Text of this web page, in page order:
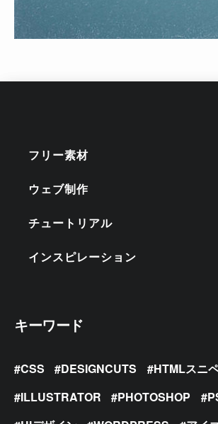
フリー素材
ウェブ制作
チュートリアル
インスピレーション
キーワード
CSS DESIGNCUTS
HTMLスニ
ILLUSTRATOR
PHOTOSHOP